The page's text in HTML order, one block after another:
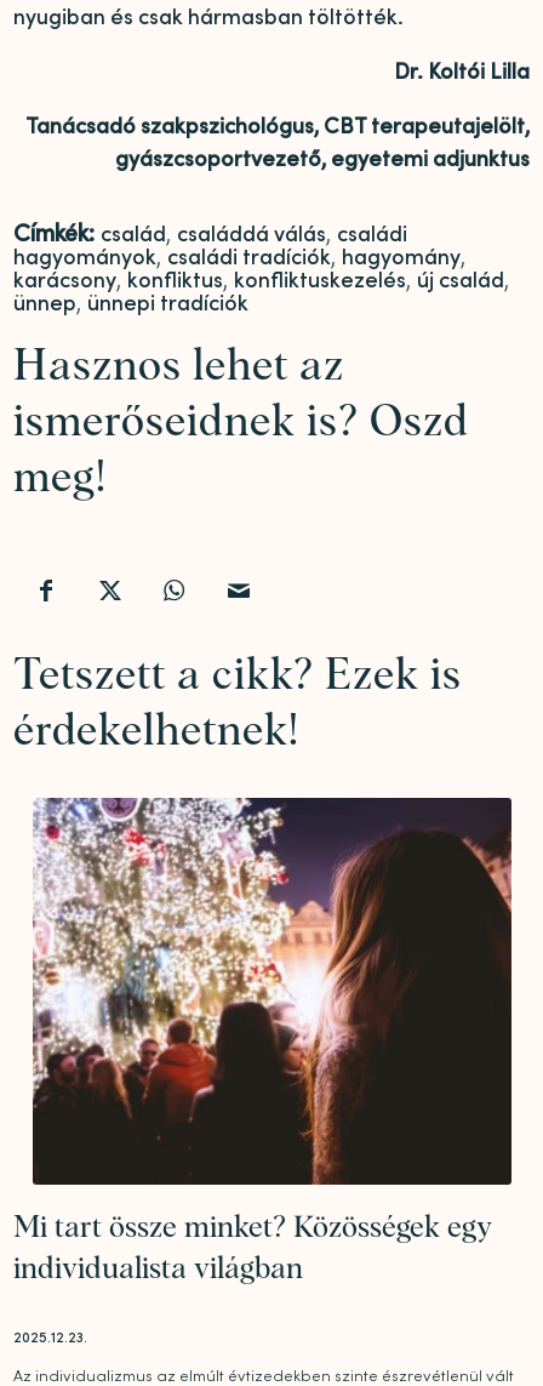
nyugiban és csak hármasban töltötték.
Dr. Koltói Lilla
Tanácsadó szakpszichológus, CBT terapeutajelölt,
gyászcsoportvezető, egyetemi adjunktus
Címkék: család, családdá válás, családi
hagyományok, családi tradíciók, hagyomány,
karácsony, konfliktus, konfliktuskezelés, új család,
ünnep, ünnepi tradíciók
Hasznos lehet az
ismerőseidnek is? Oszd
meg!
Tetszett a cikk? Ezek is
érdekelhetnek!
Mi tart össze minket? Közösségek egy
individualista világban
2025.12.23.
Az individualizmus az elmúlt évtizedekben szinte észrevétlenül vált